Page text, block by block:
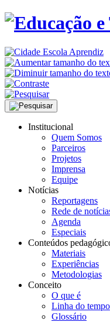
Institucional
Quem Somos
Parceiros
Projetos
Imprensa
Equipe
Notícias
Reportagens
Rede de
Agenda
Especiais
Conteúdos
Materiais
Experiências
Metodologias
Conceito
O que é
Linha do tempo
Glossário